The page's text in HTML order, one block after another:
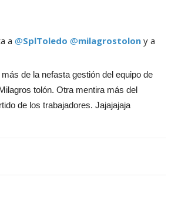
a @SplToledo @milagrostolon y a
de la nefasta gestión del equipo de
tolón. Otra mentira más del
de los trabajadores. Jajajajaja